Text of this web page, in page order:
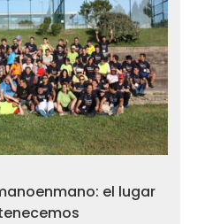
el lugar